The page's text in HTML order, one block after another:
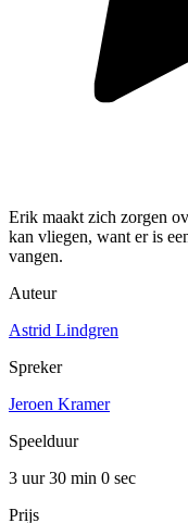
Erik maakt zich zorgen
kan vliegen, want er is
vangen.
Auteur
Astrid Lindgren
Spreker
Jeroen Kramer
Speelduur
3 uur 30 min 0 sec
Prijs